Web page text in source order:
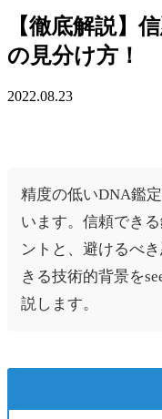
【徹底解説】
の見分け方！
2022.08.23
精度の低いDNA鑑
います。信頼でき
ントと、避けるべ
きる技術的背景を
説します。